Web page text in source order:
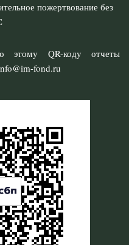
пожертвование без
этому QR-коду отчеты
fond.ru